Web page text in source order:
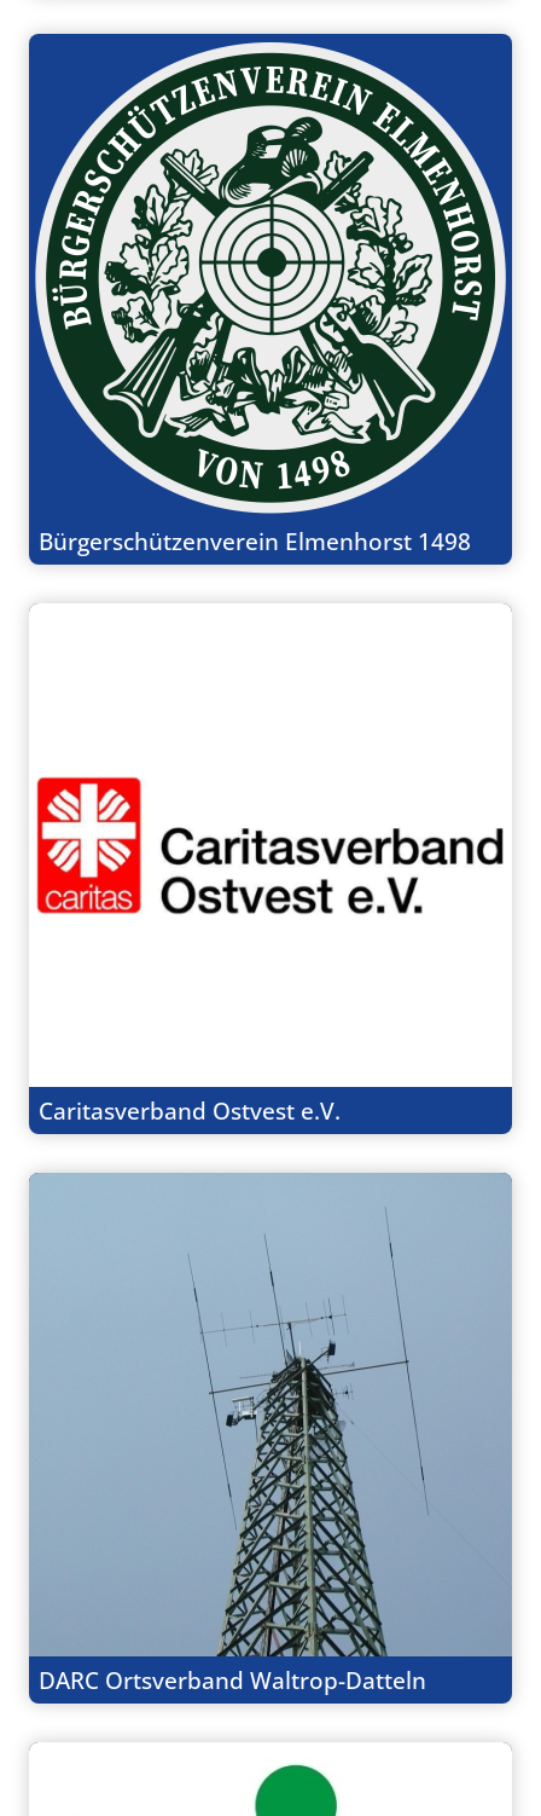
Bürgerschützenverein Elmenhorst 1498
Caritasverband Ostvest e.V.
DARC Ortsverband Waltrop-Datteln